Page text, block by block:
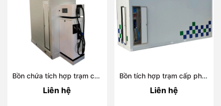
Bồn chứa tích hợp trạm cấp phát BLUEBOX EX-A
Liên hệ
Bồn tích hợp trạm cấp phát BLUEBOX EX-F
Liên hệ